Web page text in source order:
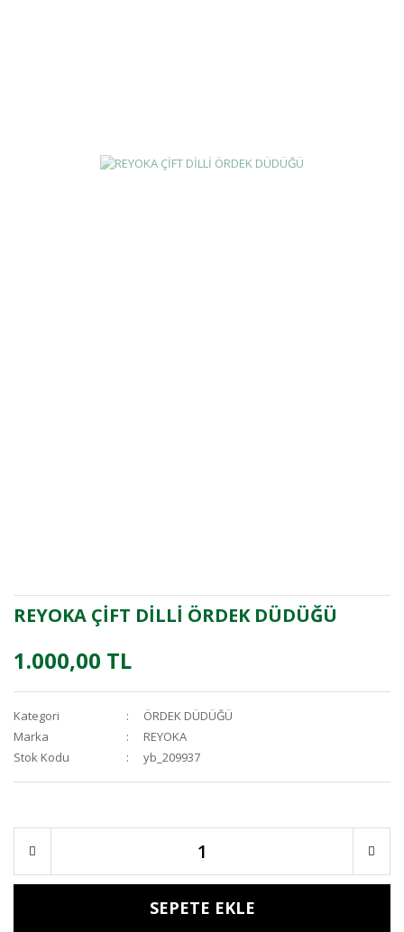
REYOKA ÇİFT DİLLİ ÖRDEK DÜDÜĞÜ
1.000,00 TL
Kategori
ÖRDEK DÜDÜĞÜ
Marka
REYOKA
Stok Kodu
yb_209937
SEPETE EKLE